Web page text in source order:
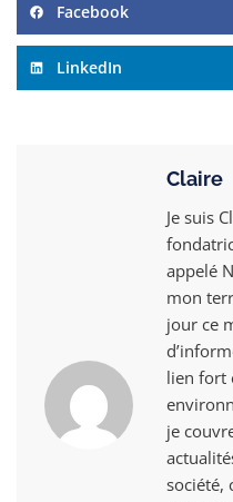
Facebook
LinkedIn
Claire
Je suis
appelé
mon
jour ce
lien fort
je
société,